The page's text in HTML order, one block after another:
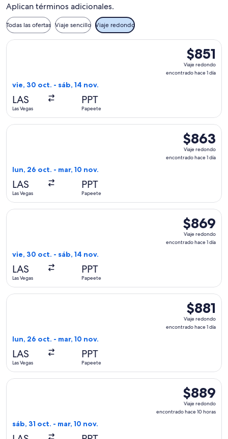
Aplican términos adicionales.
Todas las ofertas Viaje sencillo Viaje redondo
$851
Viaje
redondo,
$851
Viaje redondo
encontrado hace 1 día
vie, 30 oct. - sáb, 14 nov.
LAS
Las Vegas
PPT
Papeete
Seleccionar vuelo de Alaska Airlines, con salida el vie, 30
$863
Viaje
redondo,
$863
Viaje redondo
encontrado hace 1 día
lun, 26 oct. - mar, 10 nov.
LAS
Las Vegas
PPT
Papeete
Seleccionar vuelo de Alaska Airlines, con salida el lun, 26
$869
Viaje
redondo,
$869
Viaje redondo
encontrado hace 1 día
vie, 30 oct. - sáb, 14 nov.
LAS
Las Vegas
PPT
Papeete
Seleccionar vuelo de Alaska Airlines, con salida el vie, 30
$881
Viaje
redondo,
$881
Viaje redondo
encontrado hace 1 día
lun, 26 oct. - mar, 10 nov.
LAS
Las Vegas
PPT
Papeete
Seleccionar vuelo de Alaska Airlines, con salida el lun, 26
$889
Viaje
redondo,
$889
Viaje redondo
encontrado hace 10 horas
sáb, 31 oct. - mar, 10 nov.
Seleccionar vuelo de Alaska Airlines, con salida el sáb, 31